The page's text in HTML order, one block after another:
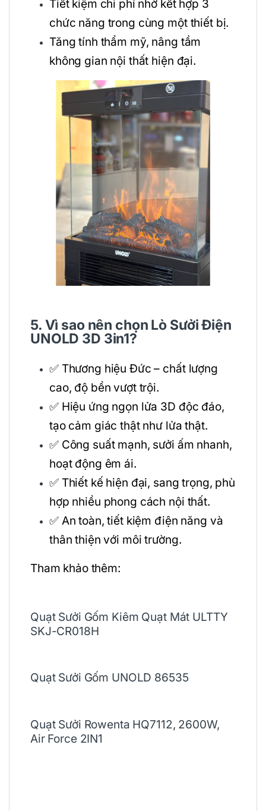
Tiết kiệm chi phí nhờ kết hợp 3
chức năng trong cùng một thiết bị.
Tăng tính thẩm mỹ, nâng tầm
không gian nội thất hiện đại.
5. Vì sao nên chọn Lò Sưởi Điện
UNOLD 3D 3in1?
✅ Thương hiệu Đức – chất lượng
cao, độ bền vượt trội.
✅ Hiệu ứng ngọn lửa 3D độc đáo,
tạo cảm giác thật như lửa thật.
✅ Công suất mạnh, sưởi ấm nhanh,
hoạt động êm ái.
✅ Thiết kế hiện đại, sang trọng, phù
hợp nhiều phong cách nội thất.
✅ An toàn, tiết kiệm điện năng và
thân thiện với môi trường.
Tham khảo thêm:
Quạt Sưởi Gốm Kiêm Quạt Mát ULTTY
SKJ-CR018H
Quạt Sưởi Gốm UNOLD 86535
Quạt Sưởi Rowenta HQ7112, 2600W,
Air Force 2IN1